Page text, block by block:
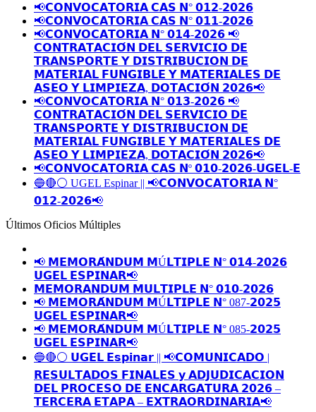
📢𝗖𝗢𝗡𝗩𝗢𝗖𝗔𝗧𝗢𝗥𝗜𝗔 𝗖𝗔𝗦 𝗡° 𝟬𝟭𝟮-𝟮𝟬𝟮𝟲
📢𝗖𝗢𝗡𝗩𝗢𝗖𝗔𝗧𝗢𝗥𝗜𝗔 𝗖𝗔𝗦 𝗡° 𝟬𝟭𝟭-𝟮𝟬𝟮𝟲
📢𝗖𝗢𝗡𝗩𝗢𝗖𝗔𝗧𝗢𝗥𝗜𝗔 𝗡° 𝟬𝟭𝟰-𝟮𝟬𝟮𝟲 📢
𝗖𝗢𝗡𝗧𝗥𝗔𝗧𝗔𝗖𝗜𝗢́𝗡 𝗗𝗘𝗟 𝗦𝗘𝗥𝗩𝗜𝗖𝗜𝗢 𝗗𝗘
𝗧𝗥𝗔𝗡𝗦𝗣𝗢𝗥𝗧𝗘 𝗬 𝗗𝗜𝗦𝗧𝗥𝗜𝗕𝗨𝗖𝗜𝗢𝗡 𝗗𝗘
𝗠𝗔𝗧𝗘𝗥𝗜𝗔𝗟 𝗙𝗨𝗡𝗚𝗜𝗕𝗟𝗘 𝗬 𝗠𝗔𝗧𝗘𝗥𝗜𝗔𝗟𝗘𝗦 𝗗𝗘
𝗔𝗦𝗘𝗢 𝗬 𝗟𝗜𝗠𝗣𝗜𝗘𝗭𝗔, 𝗗𝗢𝗧𝗔𝗖𝗜𝗢́𝗡 𝟮𝟬𝟮𝟲📢
📢𝗖𝗢𝗡𝗩𝗢𝗖𝗔𝗧𝗢𝗥𝗜𝗔 𝗡° 𝟬𝟭𝟯-𝟮𝟬𝟮𝟲 📢
𝗖𝗢𝗡𝗧𝗥𝗔𝗧𝗔𝗖𝗜𝗢́𝗡 𝗗𝗘𝗟 𝗦𝗘𝗥𝗩𝗜𝗖𝗜𝗢 𝗗𝗘
𝗧𝗥𝗔𝗡𝗦𝗣𝗢𝗥𝗧𝗘 𝗬 𝗗𝗜𝗦𝗧𝗥𝗜𝗕𝗨𝗖𝗜𝗢𝗡 𝗗𝗘
𝗠𝗔𝗧𝗘𝗥𝗜𝗔𝗟 𝗙𝗨𝗡𝗚𝗜𝗕𝗟𝗘 𝗬 𝗠𝗔𝗧𝗘𝗥𝗜𝗔𝗟𝗘𝗦 𝗗𝗘
𝗔𝗦𝗘𝗢 𝗬 𝗟𝗜𝗠𝗣𝗜𝗘𝗭𝗔, 𝗗𝗢𝗧𝗔𝗖𝗜𝗢́𝗡 𝟮𝟬𝟮𝟲📢
📢𝗖𝗢𝗡𝗩𝗢𝗖𝗔𝗧𝗢𝗥𝗜𝗔 𝗖𝗔𝗦 𝗡º 𝟬𝟭𝟬-𝟮𝟬𝟮𝟲-𝗨𝗚𝗘𝗟-𝗘
🔵🔴⚪️ UGEL Espinar || 📢𝗖𝗢𝗡𝗩𝗢𝗖𝗔𝗧𝗢𝗥𝗜𝗔 𝗡°
𝟬𝟭𝟮-𝟮𝟬𝟮𝟲📢
Últimos Oficios Múltiples
📢 𝗠𝗘𝗠𝗢𝗥𝗔́𝗡𝗗𝗨𝗠 𝗠Ú𝗟𝗧𝗜𝗣𝗟𝗘 𝗡° 𝟬𝟭𝟰-𝟮𝟬𝟮𝟲
𝗨𝗚𝗘𝗟 𝗘𝗦𝗣𝗜𝗡𝗔𝗥📢
𝗠𝗘𝗠𝗢𝗥𝗔𝗡𝗗𝗨𝗠 𝗠𝗨𝗟𝗧𝗜𝗣𝗟𝗘 𝗡° 𝟬𝟭𝟬-𝟮𝟬𝟮𝟲
📢 𝗠𝗘𝗠𝗢𝗥𝗔́𝗡𝗗𝗨𝗠 𝗠Ú𝗟𝗧𝗜𝗣𝗟𝗘 𝗡° 087-𝟮𝟬𝟮𝟱
𝗨𝗚𝗘𝗟 𝗘𝗦𝗣𝗜𝗡𝗔𝗥📢
📢 𝗠𝗘𝗠𝗢𝗥𝗔́𝗡𝗗𝗨𝗠 𝗠Ú𝗟𝗧𝗜𝗣𝗟𝗘 𝗡° 085-𝟮𝟬𝟮𝟱
𝗨𝗚𝗘𝗟 𝗘𝗦𝗣𝗜𝗡𝗔𝗥📢
🔵🔴⚪️ 𝗨𝗚𝗘𝗟 𝗘𝘀𝗽𝗶𝗻𝗮𝗿 || 📢𝗖𝗢𝗠𝗨𝗡𝗜𝗖𝗔𝗗𝗢 |
𝗥𝗘𝗦𝗨𝗟𝗧𝗔𝗗𝗢𝗦 𝗙𝗜𝗡𝗔𝗟𝗘𝗦 𝘆 𝗔𝗗𝗝𝗨𝗗𝗜𝗖𝗔𝗖𝗜𝗢𝗡
𝗗𝗘𝗟 𝗣𝗥𝗢𝗖𝗘𝗦𝗢 𝗗𝗘 𝗘𝗡𝗖𝗔𝗥𝗚𝗔𝗧𝗨𝗥𝗔 𝟮𝟬𝟮𝟲 –
𝗧𝗘𝗥𝗖𝗘𝗥𝗔 𝗘𝗧𝗔𝗣𝗔 – 𝗘𝗫𝗧𝗥𝗔𝗢𝗥𝗗𝗜𝗡𝗔𝗥𝗜𝗔📢